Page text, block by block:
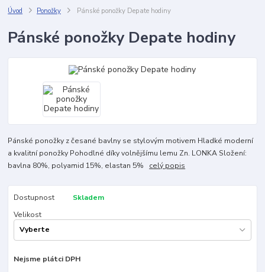
Úvod Ponožky Pánské ponožky Depate hodiny
Pánské ponožky Depate hodiny
Pánské ponožky z česané bavlny se stylovým motivem Hladké moderní
a kvalitní ponožky Pohodlné díky volnějšímu lemu Zn. LONKA Složení:
bavlna 80%, polyamid 15%, elastan 5% celý popis
Dostupnost
Skladem
Velikost
Nejsme plátci DPH